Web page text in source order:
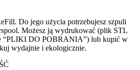
Do jego użycia potrzebujesz szpuli
Możesz ją wydrukować (plik STL
“PLIKI DO POBRANIA”) lub kupić w
wydajnie i ekologicznie.